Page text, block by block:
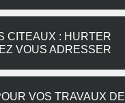
CITEAUX : HURTER
VOUS ADRESSER
VOS TRAVAUX DE